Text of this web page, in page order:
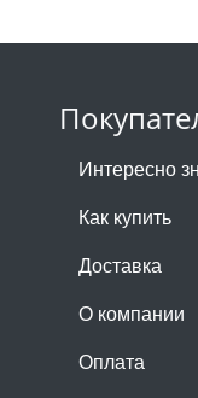
Интересно
Как купить
Доставка
О компании
Оплата